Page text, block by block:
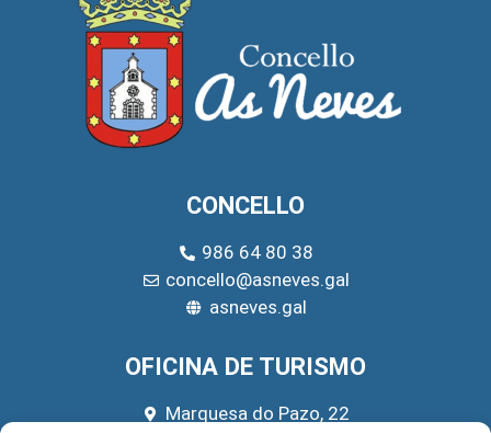
CONCELLO
986 64 80 38
concello@asneves.gal
asneves.gal
OFICINA DE TURISMO
Marquesa do Pazo, 22